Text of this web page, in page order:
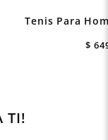
Tenis Para
$
TI!